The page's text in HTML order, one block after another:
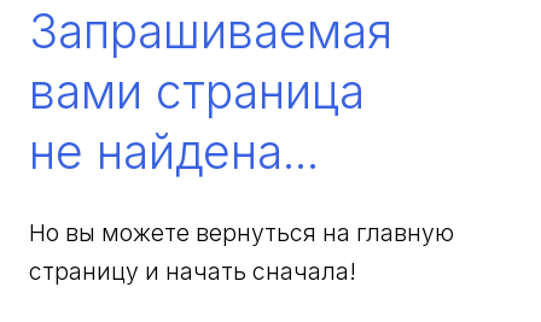
Запрашиваемая
вами страница
не найдена...
Но вы можете вернуться на главную
страницу и начать сначала!